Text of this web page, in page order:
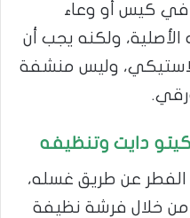
في كيس أو وعاء
ولكنه يجب أن
وليس منشفة
دايت وتنظيفه
عن طريق غسله،
خلال فرشة نظيفة